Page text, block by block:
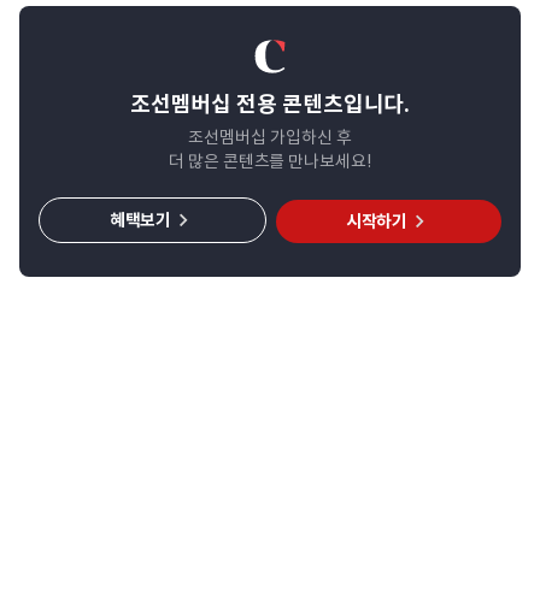
조선멤버십 전용 콘텐츠입니다.
조선멤버십 가입하신 후
더 많은 콘텐츠를 만나보세요!
시작하기
혜택보기